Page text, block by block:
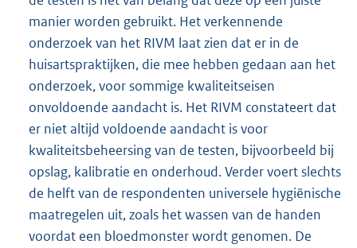
manier worden gebruikt. Het verkennende
onderzoek van het RIVM laat zien dat er in de
huisartspraktijken, die mee hebben gedaan aan het
onderzoek, voor sommige kwaliteitseisen
onvoldoende aandacht is. Het RIVM constateert dat
er niet altijd voldoende aandacht is voor
kwaliteitsbeheersing van de testen, bijvoorbeeld bij
opslag, kalibratie en onderhoud. Verder voert slechts
de helft van de respondenten universele hygiënische
maatregelen uit, zoals het wassen van de handen
voordat een bloedmonster wordt genomen. De